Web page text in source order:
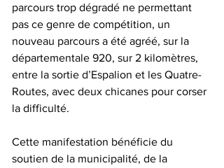
parcours trop dégradé ne permettant
pas ce genre de compétition, un
nouveau parcours a été agréé, sur la
départementale 920, sur 2 kilomètres,
entre la sortie d’Espalion et les Quatre-
Routes, avec deux chicanes pour corser
la difficulté.
Cette manifestation bénéficie du
soutien de la municipalité, de la